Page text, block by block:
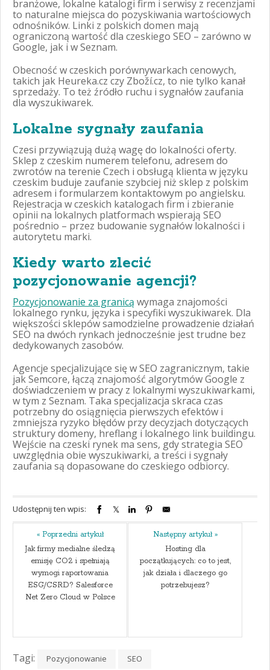
branżowe, lokalne katalogi firm i serwisy z recenzjami
to naturalne miejsca do pozyskiwania wartościowych
odnośników. Linki z polskich domen mają
ograniczoną wartość dla czeskiego SEO – zarówno w
Google, jak i w Seznam.
Obecność w czeskich porównywarkach cenowych,
takich jak Heureka.cz czy Zboží.cz, to nie tylko kanał
sprzedaży. To też źródło ruchu i sygnałów zaufania
dla wyszukiwarek.
Lokalne sygnały zaufania
Czesi przywiązują dużą wagę do lokalności oferty.
Sklep z czeskim numerem telefonu, adresem do
zwrotów na terenie Czech i obsługą klienta w języku
czeskim buduje zaufanie szybciej niż sklep z polskim
adresem i formularzem kontaktowym po angielsku.
Rejestracja w czeskich katalogach firm i zbieranie
opinii na lokalnych platformach wspierają SEO
pośrednio – przez budowanie sygnałów lokalności i
autorytetu marki.
Kiedy warto zlecić
pozycjonowanie agencji?
Pozycjonowanie za granicą wymaga znajomości
lokalnego rynku, języka i specyfiki wyszukiwarek. Dla
większości sklepów samodzielne prowadzenie działań
SEO na dwóch rynkach jednocześnie jest trudne bez
dedykowanych zasobów.
Agencje specjalizujące się w SEO zagranicznym, takie
jak Semcore, łączą znajomość algorytmów Google z
doświadczeniem w pracy z lokalnymi wyszukiwarkami,
w tym z Seznam. Taka specjalizacja skraca czas
potrzebny do osiągnięcia pierwszych efektów i
zmniejsza ryzyko błędów przy decyzjach dotyczących
struktury domeny, hreflang i lokalnego link buildingu.
Wejście na czeski rynek ma sens, gdy strategia SEO
uwzględnia obie wyszukiwarki, a treści i sygnały
zaufania są dopasowane do czeskiego odbiorcy.
Udostępnij ten wpis:
« Poprzedni artykuł
Jak firmy medialne śledzą
emisję CO2 i spełniają
wymogi raportowania
ESG/CSRD? Salesforce
Net Zero Cloud w Polsce
Następny artykuł »
Hosting dla
początkujących: co to jest,
jak działa i dlaczego go
potrzebujesz?
Tagi: Pozycjonowanie SEO